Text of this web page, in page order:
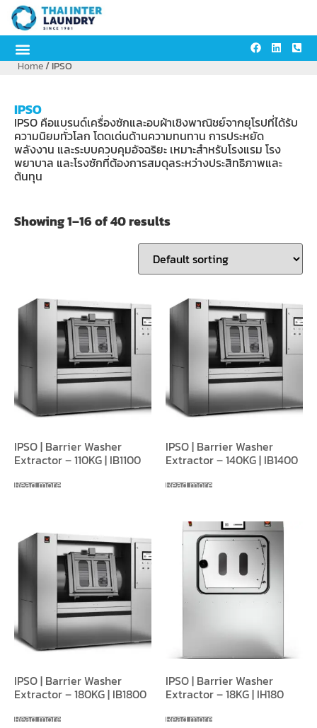
Home/ IPSO
IPSO
IPSO คือแบรนด์เครื่องซักและอบผ้าเชิงพาณิชย์จากยุโรปที่ได้รับ
ความนิยมทั่วโลก โดดเด่นด้านความทนทาน การประหยัด
พลังงาน และระบบควบคุมอัจฉริยะ เหมาะสำหรับโรงแรม โรง
พยาบาล และโรงซักที่ต้องการสมดุลระหว่างประสิทธิภาพและ
ต้นทุน
Showing 1–16 of 40 results
IPSO | Barrier Washer
Extractor – 110KG | IB1100
Read more
IPSO | Barrier Washer
Extractor – 140KG | IB1400
Read more
IPSO | Barrier Washer
Extractor – 180KG | IB1800
Read more
IPSO | Barrier Washer
Extractor – 18KG | IH180
Read more